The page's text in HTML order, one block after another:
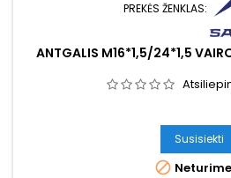
PREKĖS ŽENKLAS:
ANTGALIS M16*1,5/24*1,5
Susisiekti
 Neturime